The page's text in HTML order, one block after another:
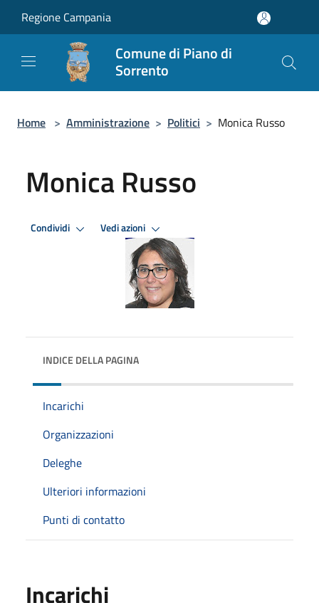
Regione Campania
Comune di Piano di
Sorrento
Home > Amministrazione > Politici > Monica Russo
Monica Russo
Condividi Vedi azioni
INDICE DELLA PAGINA
Incarichi
Organizzazioni
Deleghe
Ulteriori informazioni
Punti di contatto
Incarichi